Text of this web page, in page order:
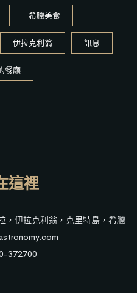
希臘美食
伊拉克利翁 訊息
餐廳
這裡
，伊拉克利翁，克里特島，希臘
372700